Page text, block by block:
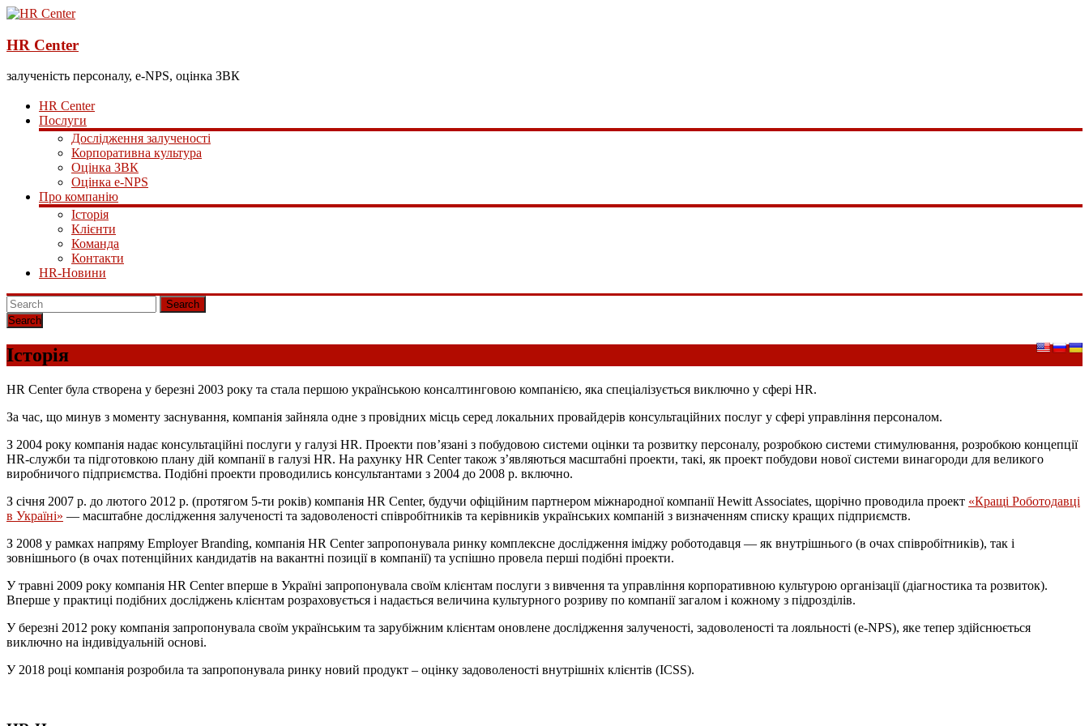
HR Center
залученість персоналу, e-NPS, оцінка ЗВК
HR Center
Послуги
Дослідження залученості
Корпоративна культура
Оцінка ЗВК
Оцінка e-NPS
Про компанію
Історія
Клієнти
Команда
Контакти
HR-Новини
Search
Історія
HR Center була створена у березні 2003 року та стала першою українською консалтинговою компанією, яка спеціалізується виключно у сфері HR.
За час, що минув з моменту заснування, компанія зайняла одне з провідних місць серед локальних провайдерів консультаційних послуг у сфері управління персоналом.
З 2004 року компанія надає консультаційні послуги у галузі HR. Проекти пов’язані з побудовою системи оцінки та розвитку персоналу, розробкою системи стимулювання, розробкою концепції
HR-служби та підготовкою плану дій компанії в галузі HR. На рахунку HR Center також з’являються масштабні проекти, такі, як проект побудови нової системи винагороди для великого
виробничого підприємства. Подібні проекти проводились консультантами з 2004 до 2008 р. включно.
З січня 2007 р. до лютого 2012 р. (протягом 5-ти років) компанія HR Center, будучи офіційним партнером міжнародної компанії Hewitt Associates, щорічно проводила проект «Кращі Роботодавці
в Україні» — масштабне дослідження залученості та задоволеності співробітників та керівників українських компаній з визначенням списку кращих підприємств.
З 2008 у рамках напряму Employer Branding, компанія HR Center запропонувала ринку комплексне дослідження іміджу роботодавця — як внутрішнього (в очах співробітників), так і
зовнішнього (в очах потенційних кандидатів на вакантні позиції в компанії) та успішно провела перші подібні проекти.
У травні 2009 року компанія HR Center вперше в Україні запропонувала своїм клієнтам послуги з вивчення та управління корпоративною культурою організації (діагностика та розвиток).
Вперше у практиці подібних досліджень клієнтам розраховується і надається величина культурного розриву по компанії загалом і кожному з підрозділів.
У березні 2012 року компанія запропонувала своїм українським та зарубіжним клієнтам оновлене дослідження залученості, задоволеності та лояльності (e-NPS), яке тепер здійснюється
виключно на індивідуальній основі.
У 2018 році компанія розробила та запропонувала ринку новий продукт – оцінку задоволеності внутрішніх клієнтів (ICSS).